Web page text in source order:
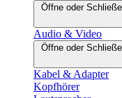
Öffne oder
Audio & Video
Öffne oder
Kabel & Adapter
Kopfhörer